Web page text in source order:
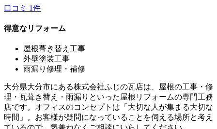
口コミ 1件
得意なリフォーム
屋根葺き替え工事
外壁塗装工事
雨漏り修理・補修
大分県大分市にある株式会社ふじの瓦店は、屋根の工事・修
理・瓦葺き替え・雨漏りといった屋根リフォームの専門工務
店です。オフィスのコンセプトは「大切な人が集まる大切な
時間」。お客様が疑問になっていることを伺える場所と考え
ているので、気兼ねなくご相談にいらしてください。